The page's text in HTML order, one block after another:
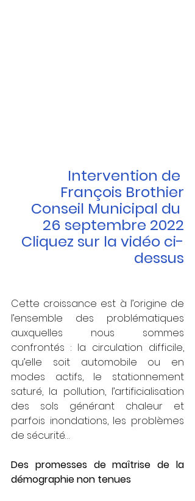
Intervention de
François Brothier
Conseil Municipal du
26 septembre 2022
Cliquez sur la vidéo ci-
dessus
Cette croissance est à l’origine de
l’ensemble des problématiques
auxquelles nous sommes
confrontés : la circulation difficile,
qu’elle soit automobile ou en
modes actifs, le stationnement
saturé, la pollution, l’artificialisation
des sols générant chaleur et
parfois inondations, les problèmes
de sécurité…
Des promesses de maîtrise de la
démographie non tenues